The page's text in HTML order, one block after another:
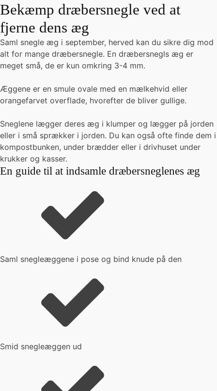
Bekæmp dræbersnegle ved at
fjerne dens æg
Saml snegle æg i september, herved kan du sikre dig mod
alt for mange dræbersnegle. En dræbersnegls æg er
meget små, de er kun omkring 3-4 mm.
Æggene er en smule ovale med en mælkehvid eller
orangefarvet overflade, hvorefter de bliver gullige.
Sneglene lægger deres æg i klumper og lægger på jorden
eller i små sprækker i jorden. Du kan også ofte finde dem i
kompostbunken, under brædder eller i drivhuset under
krukker og kasser.
En guide til at indsamle dræbersneglenes æg
Saml snegleæggene i pose og bind knude på den
Smid snegleæggen ud